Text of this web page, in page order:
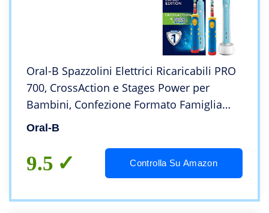
Oral-B Spazzolini Elettrici Ricaricabili PRO
700, CrossAction e Stages Power per
Bambini, Confezione Formato Famiglia
con 2 Spazzolini Elettrici
Oral-B
9.5 Controlla Su Amazon